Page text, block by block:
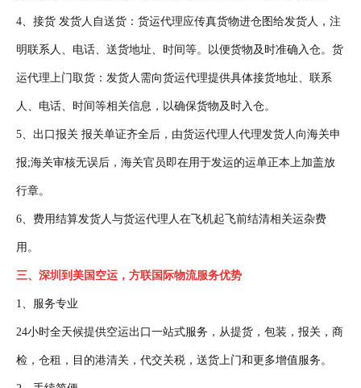
4、接货 发货人自送货：货运代理应传真货物进仓图给发货人，注
明联系人、电话、送货地址、时间等。以便货物及时准确入仓。货
运代理上门取货：发货人需向货运代理提供具体接货地址、联系
人、电话、时间等相关信息，以确保货物及时入仓。
5、出口报关 报关单证齐全后，由货运代理人代理发货人向海关申
报;海关审核无误后，海关官员即在用于发运的运单正本上加盖放
行章。
6、费用结算发货人与货运代理人在飞机起飞前结清相关运杂费
用。
三、深圳到美国空运，方联国际物流服务优势
1、服务专业
24小时全天候提供空运出口一站式服务，从提货，包装，报关，商
检，仓租，目的港清关，代交关税，送货上门和更多增值服务。